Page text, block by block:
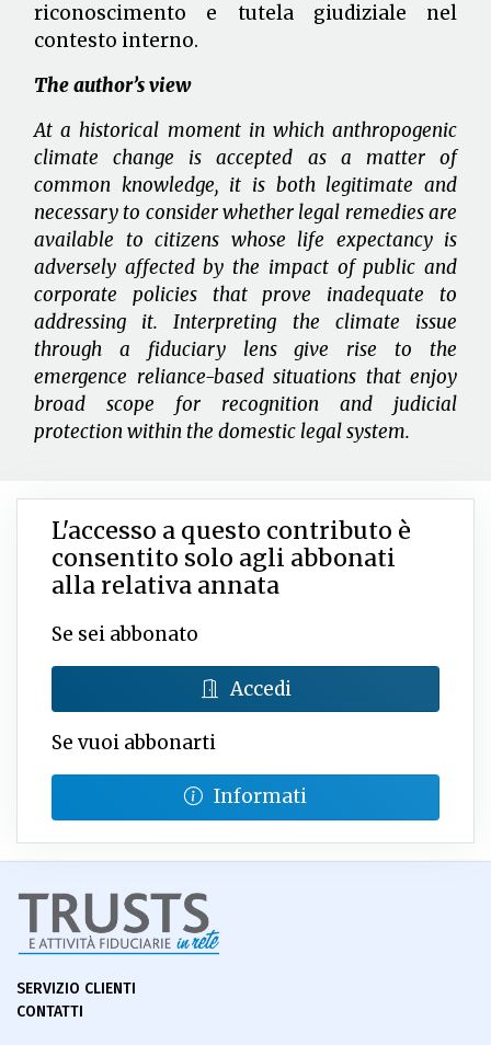
riconoscimento e tutela giudiziale nel
contesto interno.
The author’s view
At a historical moment in which anthropogenic
climate change is accepted as a matter of
common knowledge, it is both legitimate and
necessary to consider whether legal remedies are
available to citizens whose life expectancy is
adversely affected by the impact of public and
corporate policies that prove inadequate to
addressing it. Interpreting the climate issue
through a fiduciary lens give rise to the
emergence reliance-based situations that enjoy
broad scope for recognition and judicial
protection within the domestic legal system.
L'accesso a questo contributo è
consentito solo agli abbonati
alla relativa annata
Se sei abbonato
Accedi
Se vuoi abbonarti
Informati
SERVIZIO CLIENTI
CONTATTI